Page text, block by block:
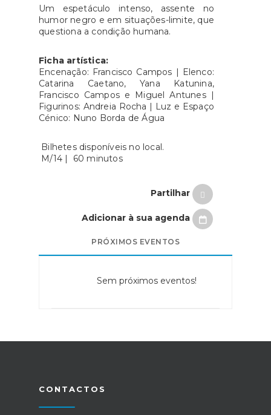
Um espetáculo intenso, assente no
humor negro e em situações-limite, que
questiona a condição humana.
Ficha artística:
Encenação: Francisco Campos | Elenco:
Catarina Caetano, Yana Katunina,
Francisco Campos e Miguel Antunes |
Figurinos: Andreia Rocha | Luz e Espaço
Cénico: Nuno Borda de Água
Bilhetes disponíveis no local.
M/14 | 60 minutos
Partilhar
Adicionar à sua agenda
PRÓXIMOS EVENTOS
Sem próximos eventos!
CONTACTOS